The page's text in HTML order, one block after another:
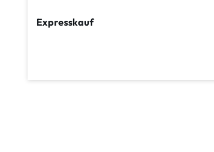
Expresskauf